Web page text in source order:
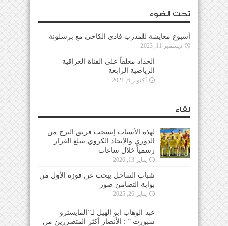
تحت الضوء
أسبوع معايشة للمدرب فادي الكاخي مع برشلونة
ديسمبر 11, 2023
الحداد معلقاً على القناة العراقية
الرياضية الرابعة
أكتوبر 6, 2021
لقاء
لهذه الأسباب إنسحب فريق البرج من
الدوري والإتحاد الكروي يتبلغ القرار
رسمياً خلال ساعات
يناير 13, 2026
شباب الساحل يبحث عن فوزه الأول من
بوابة التضامن صور
يناير 26, 2025
عبد الوهاب ابو الهيل لـ”المايسترو
سبورت ” : الأنصار أكثر المتضررين من